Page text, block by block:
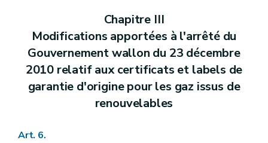
Chapitre III
Modifications apportées à l'arrêté du
Gouvernement wallon du 23 décembre
2010 relatif aux certificats et labels de
garantie d'origine pour les gaz issus de
renouvelables
Art. 6.